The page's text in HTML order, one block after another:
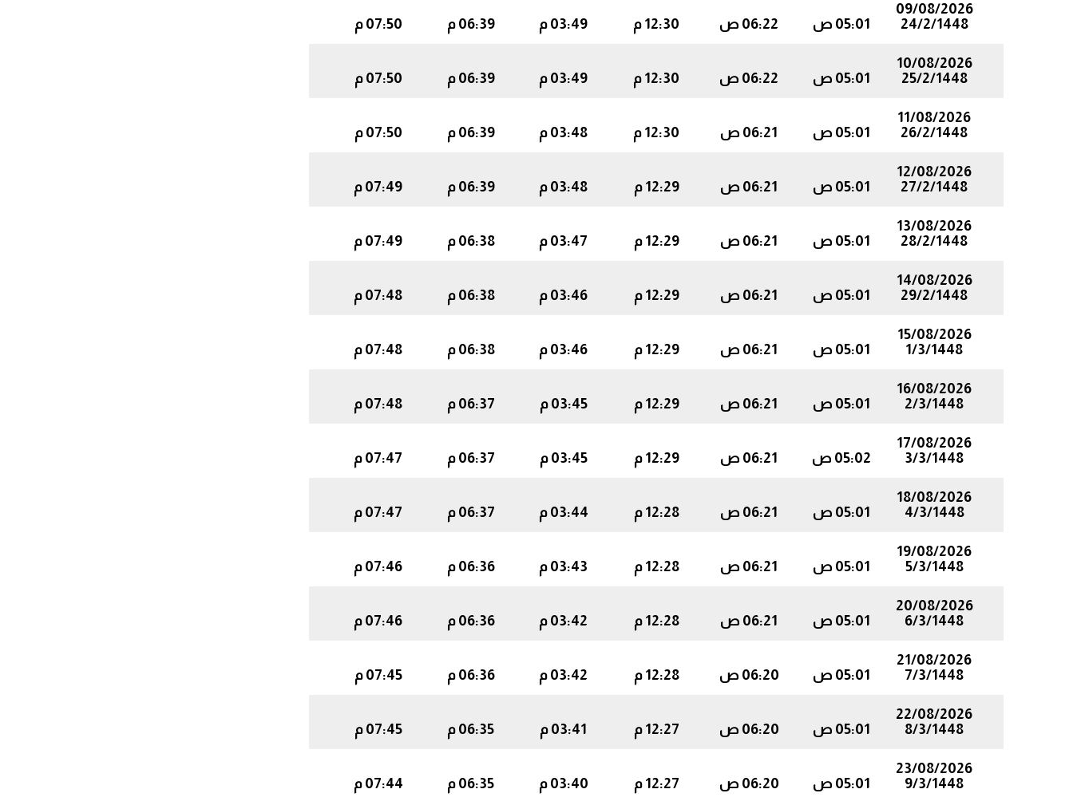
09/08/2026
24/2/1448
05:01 ص 06:22 ص 12:30 م 03:49 م 06:39 م 07:50 م
10/08/2026
25/2/1448
05:01 ص 06:22 ص 12:30 م 03:49 م 06:39 م 07:50 م
11/08/2026
26/2/1448
05:01 ص 06:21 ص 12:30 م 03:48 م 06:39 م 07:50 م
12/08/2026
27/2/1448
05:01 ص 06:21 ص 12:29 م 03:48 م 06:39 م 07:49 م
13/08/2026
28/2/1448
05:01 ص 06:21 ص 12:29 م 03:47 م 06:38 م 07:49 م
14/08/2026
29/2/1448
05:01 ص 06:21 ص 12:29 م 03:46 م 06:38 م 07:48 م
15/08/2026
1/3/1448
05:01 ص 06:21 ص 12:29 م 03:46 م 06:38 م 07:48 م
16/08/2026
2/3/1448
05:01 ص 06:21 ص 12:29 م 03:45 م 06:37 م 07:48 م
17/08/2026
3/3/1448
05:02 ص 06:21 ص 12:29 م 03:45 م 06:37 م 07:47 م
18/08/2026
4/3/1448
05:01 ص 06:21 ص 12:28 م 03:44 م 06:37 م 07:47 م
19/08/2026
5/3/1448
05:01 ص 06:21 ص 12:28 م 03:43 م 06:36 م 07:46 م
20/08/2026
6/3/1448
05:01 ص 06:21 ص 12:28 م 03:42 م 06:36 م 07:46 م
21/08/2026
7/3/1448
05:01 ص 06:20 ص 12:28 م 03:42 م 06:36 م 07:45 م
22/08/2026
8/3/1448
05:01 ص 06:20 ص 12:27 م 03:41 م 06:35 م 07:45 م
23/08/2026
9/3/1448
05:01 ص 06:20 ص 12:27 م 03:40 م 06:35 م 07:44 م